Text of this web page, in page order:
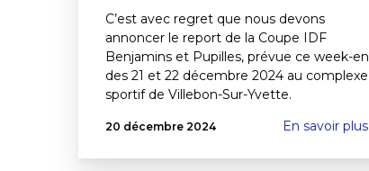
C’est avec regret que nous devons
annoncer le report de la Coupe IDF
Benjamins et Pupilles, prévue ce week-
des 21 et 22 décembre 2024 au complexe
sportif de Villebon-Sur-Yvette.
20 décembre 2024 En savoir